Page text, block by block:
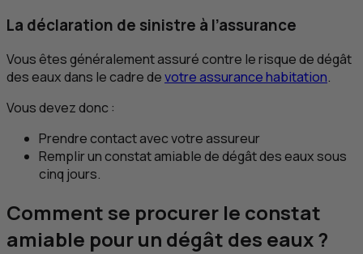
La déclaration de sinistre à l’assurance
Vous êtes généralement assuré contre le risque de dégât
des eaux dans le cadre devotre assurance habitation.
Vous devez donc :
Prendre contact avec votre assureur
Remplir un constat amiable de dégât des eaux sous
cinq jours.
Comment se procurer le constat
amiable pour un dégât des eaux ?